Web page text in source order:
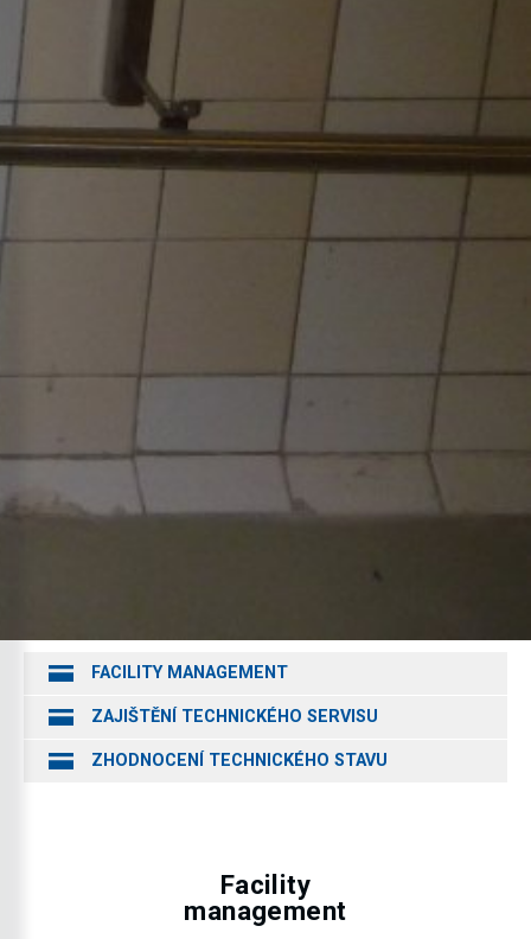
FACILITY MANAGEMENT
ZAJIŠTĚNÍ TECHNICKÉHO SERVISU
ZHODNOCENÍ TECHNICKÉHO STAVU
Facility
management